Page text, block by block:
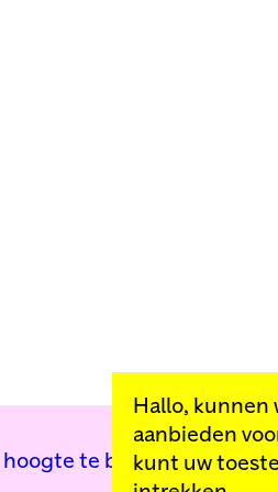
te blijven van onze
Hallo, kunnen
aanbieden
kunt uw